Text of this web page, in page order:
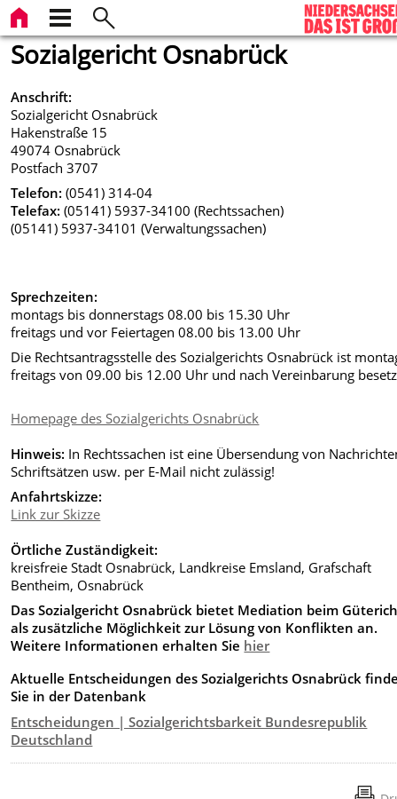
Sozialgericht Osnabrück
Anschrift:
Sozialgericht Osnabrück
Hakenstraße 15
49074 Osnabrück
Postfach 3707
Telefon: (0541) 314-04
Telefax: (05141) 5937-34100 (Rechtssachen)
(05141) 5937-34101 (Verwaltungssachen)
Sprechzeiten:
montags bis donnerstags 08.00 bis 15.30 Uhr
freitags und vor Feiertagen 08.00 bis 13.00 Uhr
Die Rechtsantragsstelle des Sozialgerichts Osnabrück ist
freitags von 09.00 bis 12.00 Uhr und nach Vereinbarung
Homepage des Sozialgerichts Osnabrück
Hinweis: In Rechtssachen ist eine Übersendung von
Schriftsätzen usw. per E-Mail nicht zulässig!
Anfahrtskizze:
Link zur Skizze
Örtliche Zuständigkeit:
kreisfreie Stadt Osnabrück, Landkreise Emsland, Grafschaft
Bentheim, Osnabrück
Das Sozialgericht Osnabrück bietet Mediation beim
als zusätzliche Möglichkeit zur Lösung von Konflikten an.
Weitere Informationen erhalten Sie hier
Aktuelle Entscheidungen des Sozialgerichts Osnabrück
Sie in der Datenbank
Entscheidungen | Sozialgerichtsbarkeit Bundesrepublik
Deutschland